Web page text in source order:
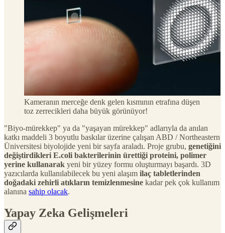
Kameranın merceğe denk gelen kısmının etrafına düşen
toz zerrecikleri daha büyük görünüyor!
"Biyo-mürekkep" ya da "yaşayan mürekkep" adlarıyla da anılan
katkı maddeli 3 boyutlu baskılar üzerine çalışan ABD / Northeastern
Üniversitesi biyolojide yeni bir sayfa araladı. Proje grubu, genetiğini
değiştirdikleri E.coli bakterilerinin ürettiği proteini, polimer
yerine kullanarak yeni bir yüzey formu oluşturmayı başardı. 3D
yazıcılarda kullanılabilecek bu yeni alaşım ilaç tabletlerinden
doğadaki zehirli atıkların temizlenmesine kadar pek çok kullanım
alanına sahip olacak.
Yapay Zeka Gelişmeleri